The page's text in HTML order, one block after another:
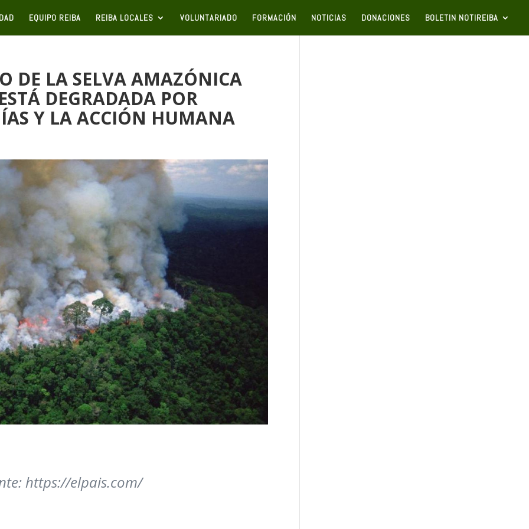
EQUIPO REIBA REIBA LOCALES VOLUNTARIADO FORMACIÓN NOTICIAS DONACIONES BOLETIN NOTIREIBA
DE LA SELVA AMAZÓNICA
DEGRADADA POR
Y LA ACCIÓN HUMANA
https://elpais.com/